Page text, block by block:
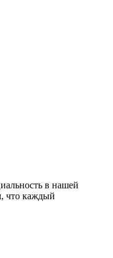
в нашей
что каждый